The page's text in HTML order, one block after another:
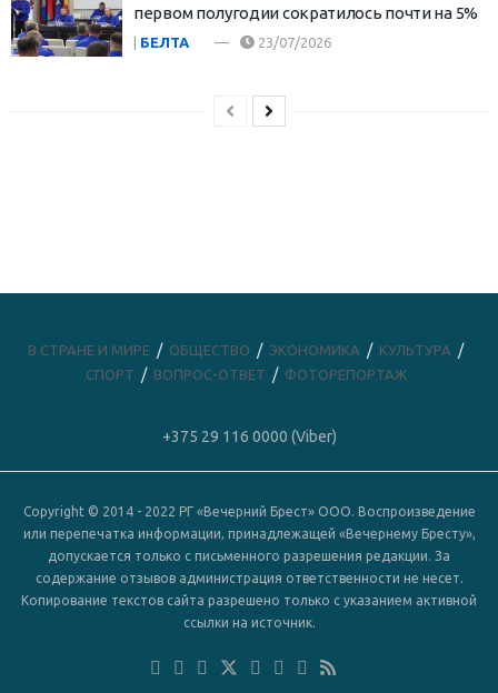
первом полугодии сократилось почти на 5%
БЕЛТА 23/07/2026
В СТРАНЕ И МИРЕ ОБЩЕСТВО ЭКОНОМИКА
КУЛЬТУРА
СПОРТ
ВОПРОС-ОТВЕТ ФОТОРЕПОРТАЖ
+375 29 116 0000 (Viber)
Copyright © 2014 - 2022 РГ «Вечерний Брест» ООО. Воспроизведение
или перепечатка информации, принадлежащей «Вечернему Бресту»,
допускается только с письменного разрешения редакции. За
содержание отзывов администрация ответственности не несет.
Копирование текстов сайта разрешено только с указанием активной
ссылки на источник.